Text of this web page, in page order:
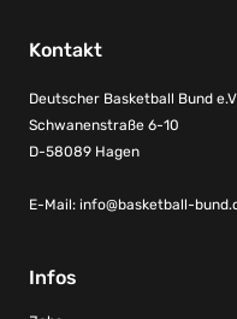
Kontakt
Deutscher Basketball Bund e.V
Schwanenstraße 6-10
D-58089 Hagen
E-Mail: info@basketball-
Infos